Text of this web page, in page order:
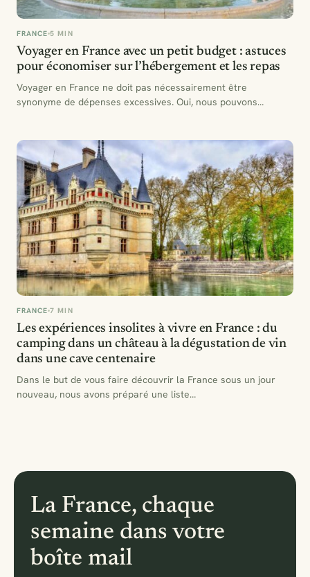
FRANCE 5 MIN
Voyager en France avec un petit budget : astuces
pour économiser sur l’hébergement et les repas
Voyager en France ne doit pas nécessairement être
synonyme de dépenses excessives. Oui, nous pouvons
FRANCE 7 MIN
Les expériences insolites à vivre en France : du
camping dans un château à la dégustation de vin
dans une cave centenaire
Dans le but de vous faire découvrir la France sous un jour
nouveau, nous avons préparé une liste…
La France, chaque
semaine dans votre
boîte mail